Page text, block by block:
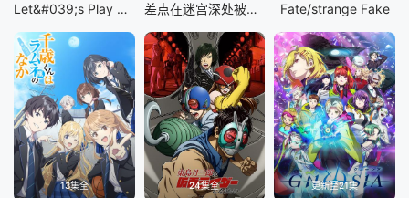
Let&#039;s Play 充满挑战的人生 差点在迷宫深处被信任的伙伴杀掉，但靠着天赐技能「无限扭蛋」获得等级9999的伙伴，我要向前队友和世界展开复仇&amp;「给他们好看！」 Fate/strange Fake
13集全 24集全 更新至21集